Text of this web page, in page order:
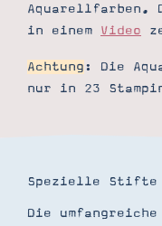
Aquarellfarben.
in einem Video
Achtung: Die
nur in 23
Spezielle Stifte
Die